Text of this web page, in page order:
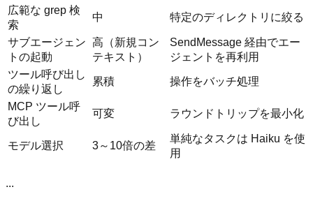
広範な grep 検
索
中 特定のディレクトリに絞る
サブエージェン
トの起動
高（新規コン
テキスト）
SendMessage 経由でエー
ジェントを再利用
ツール呼び出し
の繰り返し
累積 操作をバッチ処理
MCP ツール呼
び出し
可変 ラウンドトリップを最小化
モデル選択 3～10倍の差
単純なタスクは Haiku を使
用
...